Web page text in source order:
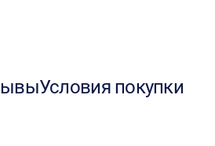
Условия покупки